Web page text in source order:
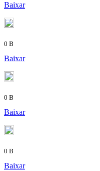
Baixar
0 B
Baixar
0 B
Baixar
0 B
Baixar